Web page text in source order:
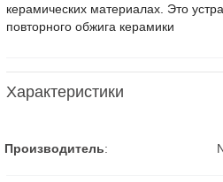
керамических материалах. Это
повторного обжига керамики
Характеристики
Производитель: